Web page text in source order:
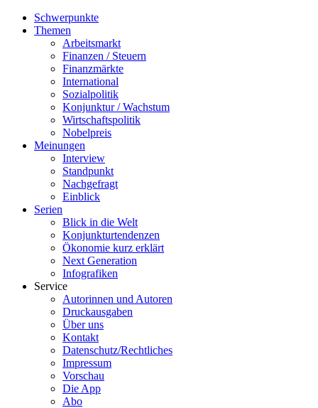
Schwerpunkte
Themen
Arbeitsmarkt
Finanzen / Steuern
Finanzmärkte
International
Sozialpolitik
Konjunktur / Wachstum
Wirtschaftspolitik
Nobelpreis
Meinungen
Interview
Standpunkt
Nachgefragt
Einblick
Serien
Blick in die Welt
Konjunkturtendenzen
Ökonomie kurz erklärt
Next Generation
Infografiken
Service
Autorinnen und Autoren
Druckausgaben
Über uns
Kontakt
Datenschutz/Rechtliches
Impressum
Vorschau
Die App
Abo